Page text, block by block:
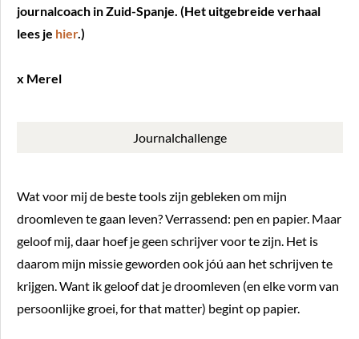
journalcoach in Zuid-Spanje. (Het uitgebreide verhaal
lees je hier.)
x Merel
Journalchallenge
Wat voor mij de beste tools zijn gebleken om mijn
droomleven te gaan leven? Verrassend: pen en papier. Maar
geloof mij, daar hoef je geen schrijver voor te zijn. Het is
daarom mijn missie geworden ook jóú aan het schrijven te
krijgen. Want ik geloof dat je droomleven (en elke vorm van
persoonlijke groei, for that matter) begint op papier.